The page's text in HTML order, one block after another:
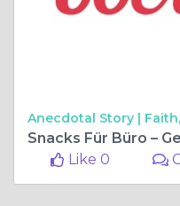
Anecdotal Story |
Like 0